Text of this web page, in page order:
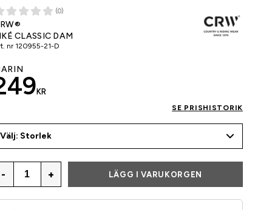
(0)
CLASSIC DAM
nr 120955-21-D
KR
SE PRISHISTORIK
Välj: Storlek
- + LÄGG I VARUKORGEN